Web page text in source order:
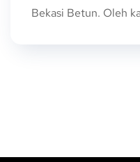
Bekasi Betun. Oleh